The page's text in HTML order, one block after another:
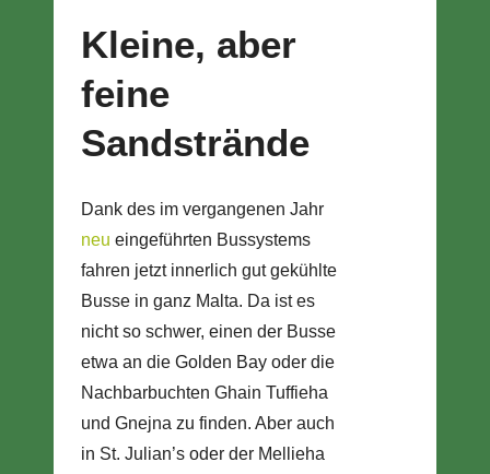
Kleine, aber
feine
Sandstrände
Dank des im vergangenen Jahr
neu eingeführten Bussystems
fahren jetzt innerlich gut gekühlte
Busse in ganz Malta. Da ist es
nicht so schwer, einen der Busse
etwa an die Golden Bay oder die
Nachbarbuchten Ghain Tuffieha
und Gnejna zu finden. Aber auch
in St. Julian’s oder der Mellieha